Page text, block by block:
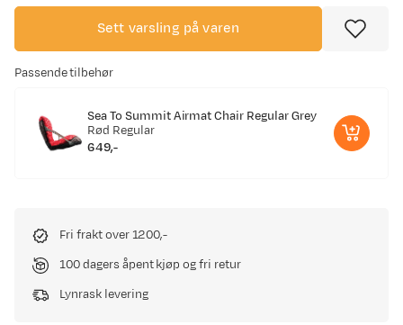
Sett varsling på varen
Passende tilbehør
Sea To Summit Airmat Chair Regular Grey
Rød Regular
price
649,-
Fri frakt over 1200,-
100 dagers åpent kjøp og fri retur
Lynrask levering